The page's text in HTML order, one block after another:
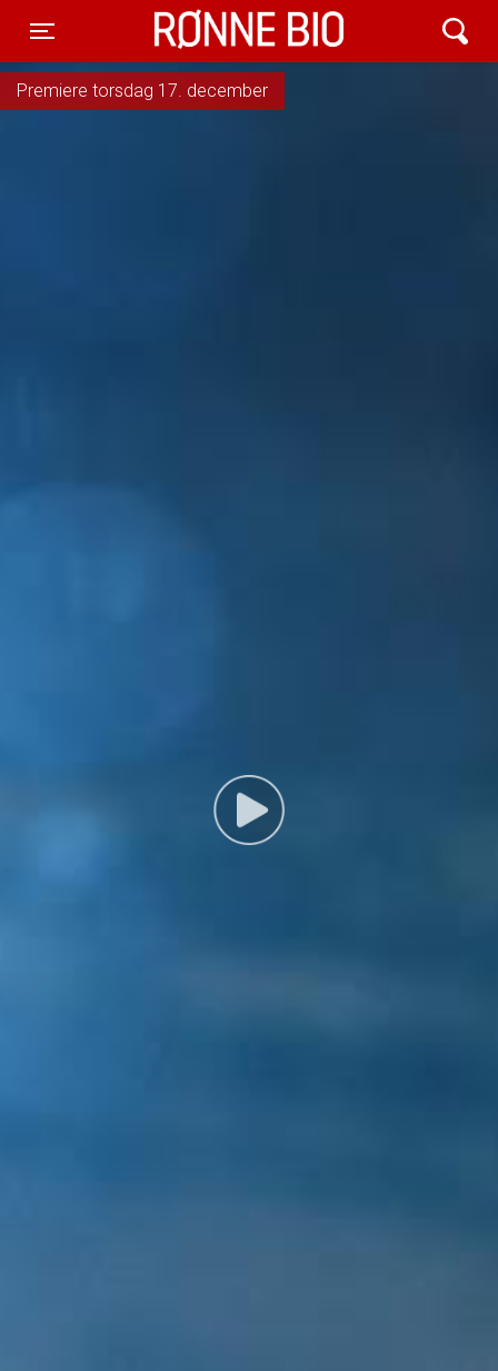
Toggle navigation
Rønne Bio
Premiere torsdag 17. december